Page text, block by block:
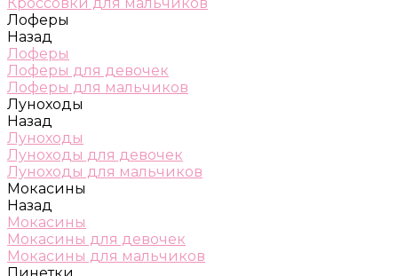
Лоферы
Назад
Лоферы
Лоферы для девочек
Лоферы для мальчиков
Луноходы
Назад
Луноходы
Луноходы для девочек
Луноходы для мальчиков
Мокасины
Назад
Мокасины
Мокасины для девочек
Мокасины для мальчиков